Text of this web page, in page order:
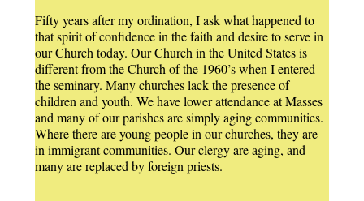
Fifty years after my ordination, I ask what happened to
that spirit of confidence in the faith and desire to serve in
our Church today. Our Church in the United States is
different from the Church of the 1960’s when I entered
the seminary. Many churches lack the presence of
children and youth. We have lower attendance at Masses
and many of our parishes are simply aging communities.
Where there are young people in our churches, they are
in immigrant communities. Our clergy are aging, and
many are replaced by foreign priests.